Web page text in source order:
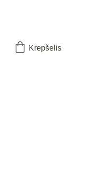
Krepšelis